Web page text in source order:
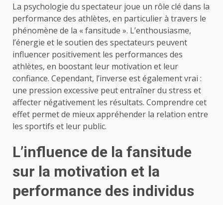
La psychologie du spectateur joue un rôle clé dans la
performance des athlètes, en particulier à travers le
phénomène de la « fansitude ». L’enthousiasme,
l’énergie et le soutien des spectateurs peuvent
influencer positivement les performances des
athlètes, en boostant leur motivation et leur
confiance. Cependant, l’inverse est également vrai :
une pression excessive peut entraîner du stress et
affecter négativement les résultats. Comprendre cet
effet permet de mieux appréhender la relation entre
les sportifs et leur public.
L’influence de la fansitude
sur la motivation et la
performance des individus